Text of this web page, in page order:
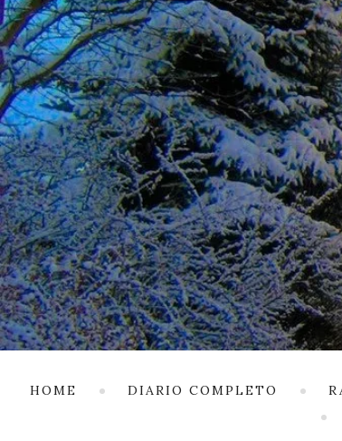
HOME DIARIO COMPLETO